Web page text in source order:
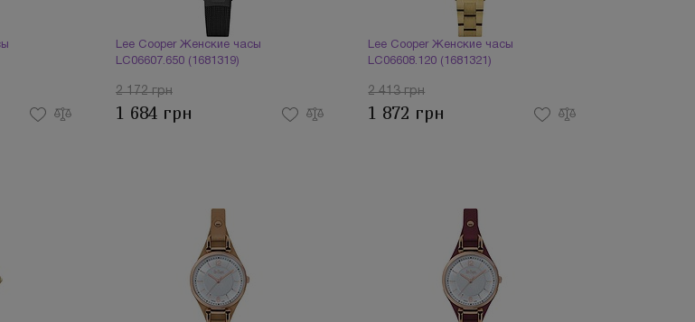
Lee Cooper Женские часы
LC06607.650 (1681319)
2 172 грн
1 684 грн
Lee Cooper Женские часы
LC06608.120 (1681321)
2 413 грн
1 872 грн